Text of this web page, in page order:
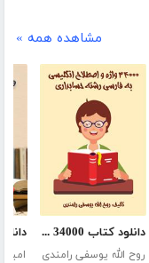
مشاهده همه »
دانلود کتاب 34000 واژه و اصطلاح انگلیسی به فارسی رشته حسابداری
روح الله یوسفی رامندی